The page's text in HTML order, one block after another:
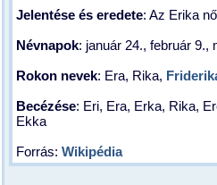
Jelentése és eredete: Az Erika
Névnapok: január 24., február 9.,
Rokon nevek: Era, Rika,
Becézése: Eri, Era, Erka, Rika,
Ekka
Forrás: Wikipédia